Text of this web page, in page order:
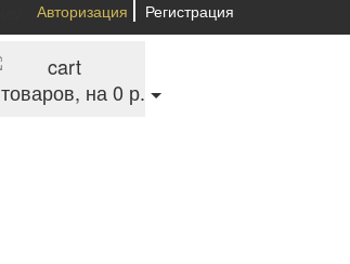
Авторизация Регистрация
товаров, на 0 р.